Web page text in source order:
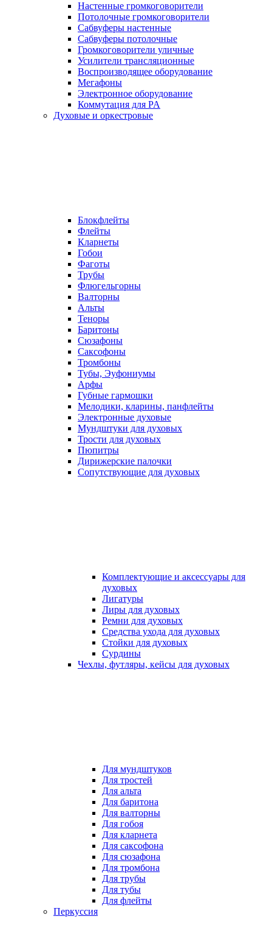
Настенные громкоговорители
Потолочные громкоговорители
Сабвуферы настенные
Сабвуферы потолочные
Громкоговорители уличные
Усилители трансляционные
Воспроизводящее оборудование
Мегафоны
Электронное оборудование
Коммутация для PA
Духовые и оркестровые
Блокфлейты
Флейты
Кларнеты
Гобои
Фаготы
Трубы
Флюгельгорны
Валторны
Альты
Теноры
Баритоны
Сюзафоны
Саксофоны
Тромбоны
Тубы, Эуфониумы
Арфы
Губные гармошки
Мелодики, кларины, панфлейты
Электронные духовые
Мундштуки для духовых
Трости для духовых
Пюпитры
Дирижерские палочки
Сопутствующие для духовых
Комплектующие и аксессуары для
духовых
Лигатуры
Лиры для духовых
Ремни для духовых
Средства ухода для духовых
Стойки для духовых
Сурдины
Чехлы, футляры, кейсы для духовых
Для мундштуков
Для тростей
Для альта
Для баритона
Для валторны
Для гобоя
Для кларнета
Для саксофона
Для сюзафона
Для тромбона
Для трубы
Для тубы
Для флейты
Перкуссия